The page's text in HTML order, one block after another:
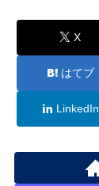
X
はてブ
LinkedIn